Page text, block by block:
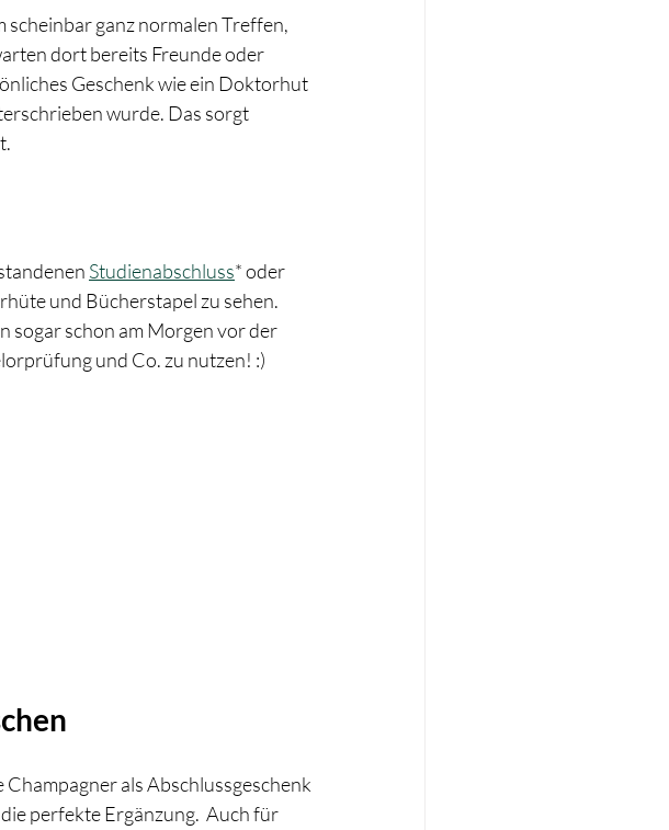
ganz normalen Treffen,
dort bereits Freunde oder
Geschenk wie ein Doktorhut
wurde. Das sorgt
Studienabschluss* oder
und Bücherstapel zu sehen.
sogar schon am Morgen vor der
und Co. zu nutzen! :)
als Abschlussgeschenk
perfekte Ergänzung.  Auch für